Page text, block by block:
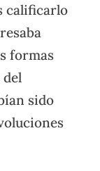
calificarlo
formas
del
sido